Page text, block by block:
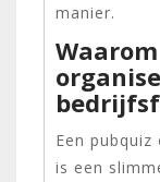
manier.
Een
is een